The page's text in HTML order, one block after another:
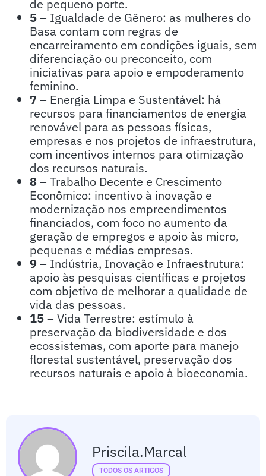
de pequeno porte.
5– Igualdade de Gênero: as mulheres do
Basa contam com regras de
encarreiramento em condições iguais, sem
diferenciação ou preconceito, com
iniciativas para apoio e empoderamento
feminino.
7 – Energia Limpa e Sustentável: há
recursos para financiamentos de energia
renovável para as pessoas físicas,
empresas e nos projetos de infraestrutura,
com incentivos internos para otimização
dos recursos naturais.
8– Trabalho Decente e Crescimento
Econômico: incentivo à inovação e
modernização nos empreendimentos
financiados, com foco no aumento da
geração de empregos e apoio às micro,
pequenas e médias empresas.
9– Indústria, Inovação e Infraestrutura:
apoio às pesquisas científicas e projetos
com objetivo de melhorar a qualidade de
vida das pessoas.
15– Vida Terrestre: estímulo à
preservação da biodiversidade e dos
ecossistemas, com aporte para manejo
florestal sustentável, preservação dos
recursos naturais e apoio à bioeconomia.
Priscila.marcal
TODOS OS ARTIGOS